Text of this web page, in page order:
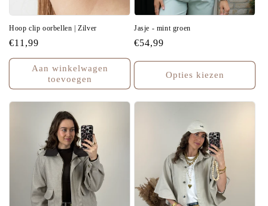
Hoop clip oorbellen | Zilver
Normale
prijs
€11,99
Aan winkelwagen
toevoegen
Jasje - mint groen
Normale
€54,99
Opties kiezen